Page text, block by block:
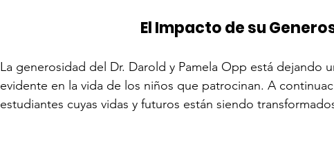
El Impacto de su
La generosidad del Dr. Darold y Pamela Opp está dejando
evidente en la vida de los niños que patrocinan. A
estudiantes cuyas vidas y futuros están siendo